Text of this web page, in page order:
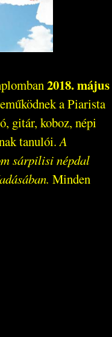
2018. május
a Piarista
gitár, koboz, népi
tanulói. A
sárpilisi népdal
Minden